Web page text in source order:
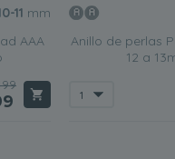
su transición de niña a
un diseño más
11 mm
AAA
Anillo de perlas
12 a